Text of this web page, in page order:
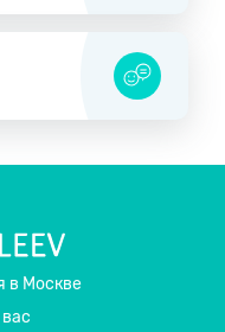
в Москве